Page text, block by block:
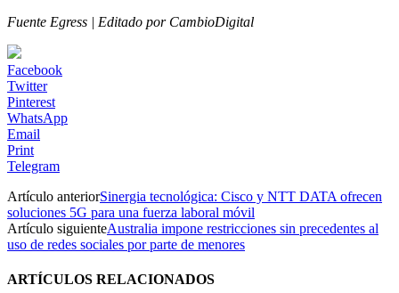
Fuente Egress | Editado por CambioDigital
Facebook
Twitter
Pinterest
WhatsApp
Email
Print
Telegram
Artículo anteriorSinergia tecnológica: Cisco y NTT DATA ofrecen
soluciones 5G para una fuerza laboral móvil
Artículo siguienteAustralia impone restricciones sin precedentes al
uso de redes sociales por parte de menores
ARTÍCULOS RELACIONADOS